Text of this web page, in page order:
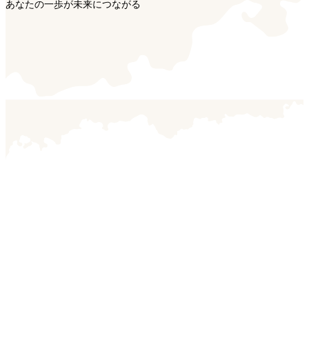
あなたの一歩が未来につながる